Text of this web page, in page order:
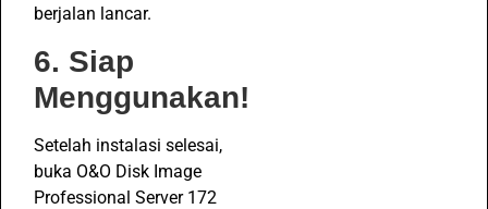
berjalan lancar.
6. Siap
Menggunakan!
Setelah instalasi selesai,
buka O&O Disk Image
Professional Server 172